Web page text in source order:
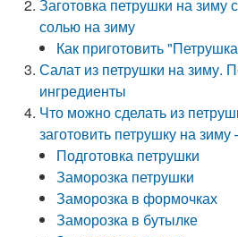
Заготовка петрушки на зиму
солью на зиму
Как приготовить
Салат из петрушки на зиму.
ингредиенты
Что можно сделать из
заготовить петрушку на
Подготовка петрушки
Заморозка петрушки
Заморозка в формочках
Заморозка в бутылке